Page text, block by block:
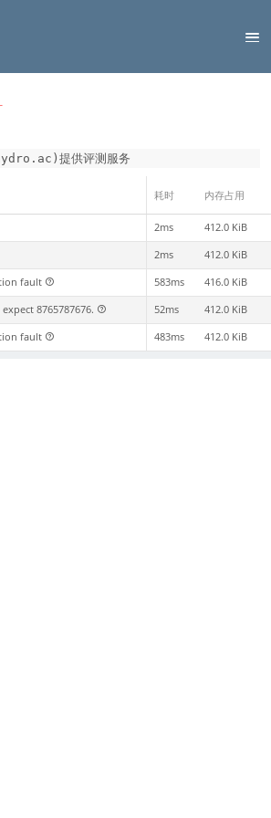
提供评测服务
耗时 内存占用
2ms 412.0 KiB
2ms 412.0 KiB
fault 583ms 416.0 KiB
expect 8765787676. 52ms 412.0 KiB
fault 483ms 412.0 KiB